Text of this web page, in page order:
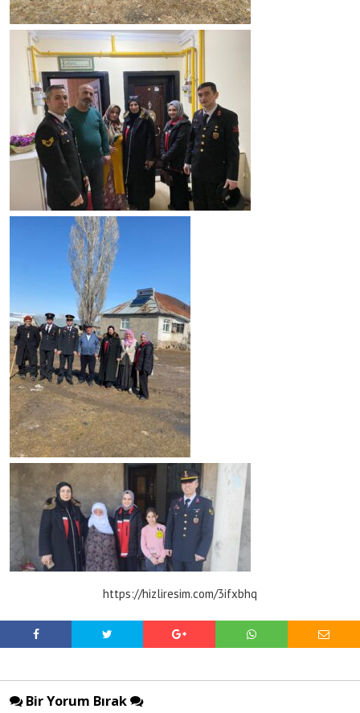
https://hizliresim.com/3ifxbhq
Bir Yorum Bırak